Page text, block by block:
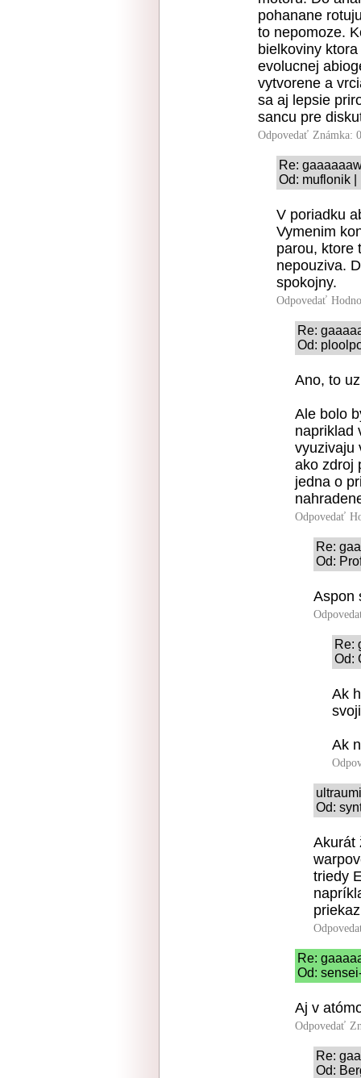
pohanane
to nepomoze.
bielkoviny
evolucnej
vytvorene a
sa aj lepsie
sancu pre
Odpovedať Známka:
Re:
Od: muflonik
V poriadku
Vymenim
parou, ktore
nepouziva.
spokojny.
Odpovedať
Re:
Od:
Ano, to
Ale bolo
napriklad
vyuzivaju
ako zdroj
jedna o
Odpovedať
Re:
Od:
Aspon
Re:
Od:
Ak
Ak
Od:
Akurát
triedy
Re:
Od:
Aj v
Odpovedať
Re:
Od: